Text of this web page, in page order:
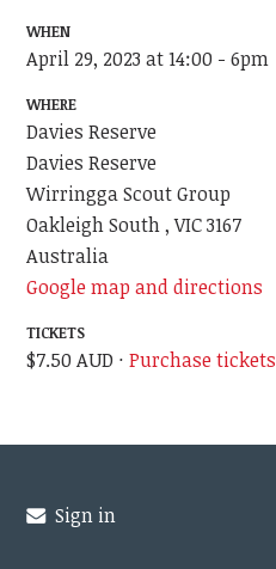
WHEN
April 29, 2023 at 14:00 - 6pm
WHERE
Davies Reserve
Davies Reserve
Wirringga Scout Group
Oakleigh South , VIC 3167
Australia
Google map and directions
TICKETS
$7.50 AUD ·Purchase tickets
Sign in